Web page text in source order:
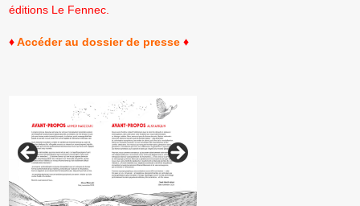
éditions Le Fennec.
♦Accéder au dossier de presse ♦